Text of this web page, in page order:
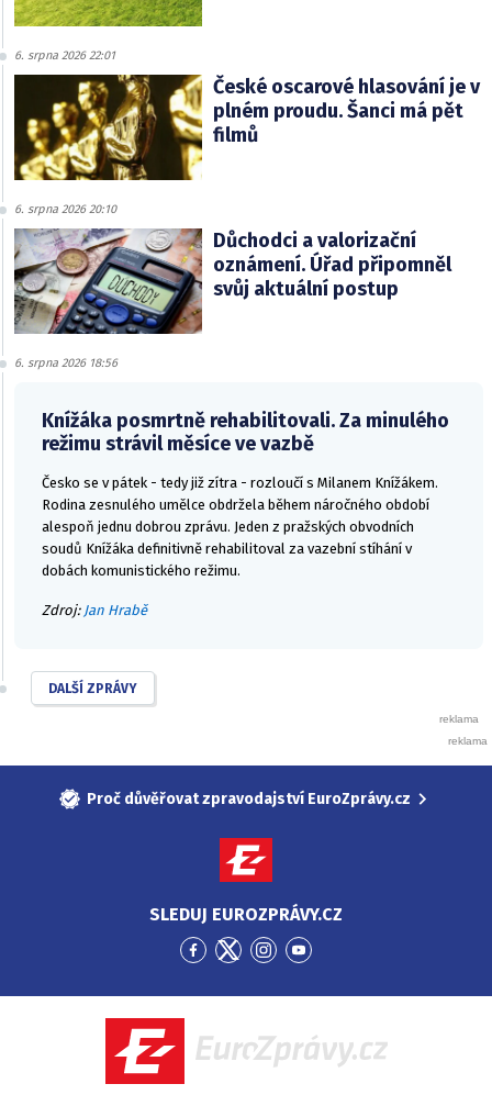
6. srpna 2026 22:01
České oscarové hlasování je v
plném proudu. Šanci má pět
filmů
6. srpna 2026 20:10
Důchodci a valorizační
oznámení. Úřad připomněl
svůj aktuální postup
6. srpna 2026 18:56
Knížáka posmrtně rehabilitovali. Za minulého
režimu strávil měsíce ve vazbě
Česko se v pátek - tedy již zítra - rozloučí s Milanem Knížákem.
Rodina zesnulého umělce obdržela během náročného období
alespoň jednu dobrou zprávu. Jeden z pražských obvodních
soudů Knížáka definitivně rehabilitoval za vazební stíhání v
dobách komunistického režimu.
Zdroj: Jan Hrabě
DALŠÍ ZPRÁVY
Proč důvěřovat zpravodajství EuroZprávy.cz
SLEDUJ EUROZPRÁVY.CZ
Přejít
Facebook
Přejít
Twitter
Přejít
Instagram
Přejít
YouTube
EuroZprávy.cz